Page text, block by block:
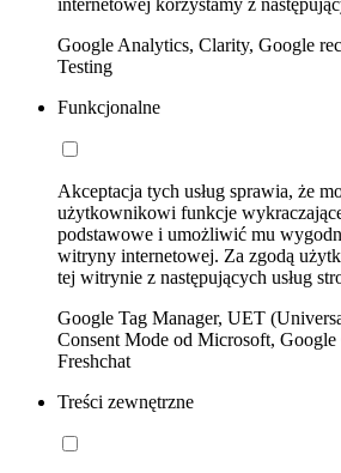
Google Analytics, Clarity, Google
Testing
Funkcjonalne
Akceptacja tych usług sprawia, że
użytkownikowi funkcje
podstawowe i umożliwić mu
witryny internetowej. Za zgodą
tej witrynie z następujących usług
Google Tag Manager, UET
Consent Mode od Microsoft,
Freshchat
Treści zewnętrzne